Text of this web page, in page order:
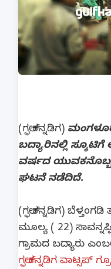
(ಗಲ್ಫ್ ಕನ್ನಡಿಗ)
ಬದ್ಯಾರಿನಲ್ಲಿ
ವರ್ಷದ ಯುವಕನೊಬ್ಬ
ಘಟನೆ ನಡೆದಿದೆ.
(ಗಲ್ಫ್ ಕನ್ನಡಿಗ)
ಮೂಲ್ಯ ( 22)
ಗ್ರಾಮದ ಬದ್ಯಾರು
ಗಲ್ಫ್ ಕನ್ನಡಿಗ ವಾಟ್ಸಪ್